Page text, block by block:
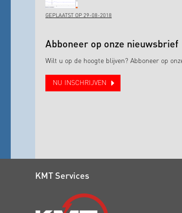
GEPLAATST OP 29-08-2018
Abboneer op onze nieuwsbrief
Wilt u op de hoogte blijven? Abboneer op
NU INSCHRIJVEN
KMT Services